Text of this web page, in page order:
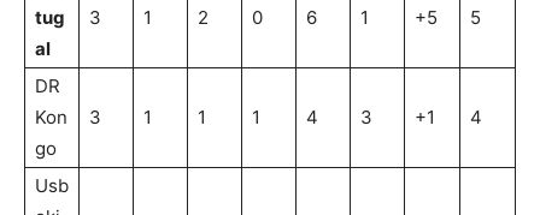
tug
al
3 1 2 0 6 1 +5 5
DR
Kon
go
3 1 1 1 4 3 +1 4
Usb